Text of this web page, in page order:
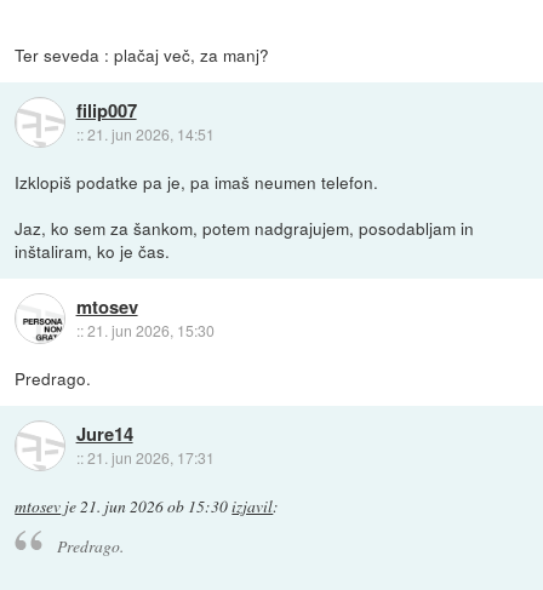
Ter seveda : plačaj več, za manj?
filip007
::21. jun 2026, 14:51
Izklopiš podatke pa je, pa imaš neumen telefon.
Jaz, ko sem za šankom, potem nadgrajujem, posodabljam in
inštaliram, ko je čas.
mtosev
::21. jun 2026, 15:30
Predrago.
Jure14
::21. jun 2026, 17:31
mtosev je 21. jun 2026 ob 15:30izjavil:
Predrago.